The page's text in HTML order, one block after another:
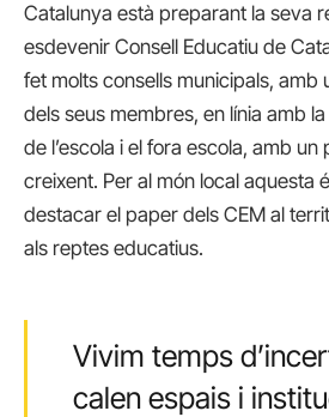
Catalunya està preparant la seva
esdevenir Consell Educatiu de
fet molts consells municipals, amb
dels seus membres, en línia amb
de l’escola i el fora escola, amb
creixent. Per al món local aquesta
destacar el paper dels CEM al
als reptes educatius.
Vivim temps
calen espais i